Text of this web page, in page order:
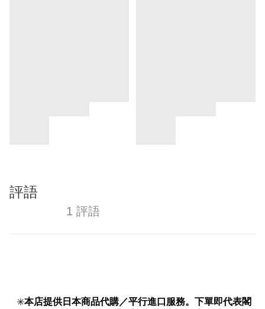
評語
1 評語
✳️本店提供日本商品代購／平行進口服務。下單即代表閣